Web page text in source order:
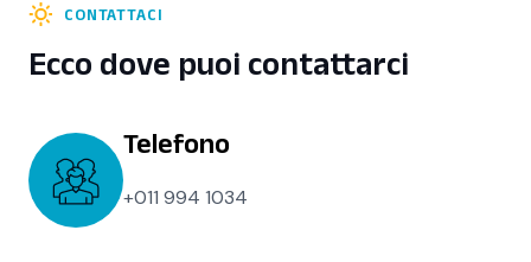
CONTATTACI
Ecco dove puoi contattarci
Telefono
+011 994 1034